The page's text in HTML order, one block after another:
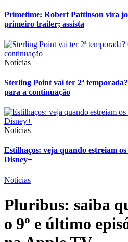
Primetime: Robert Pattinson vira
primeiro trailer; assista
Notícias
Sterling Point vai ter 2ª
para a continuação
Notícias
Estilhaços: veja quando estreiam
Disney+
Notícias
Pluribus: saiba
o 9º e último